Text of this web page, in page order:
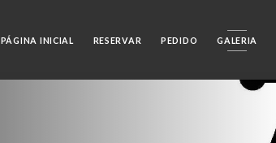
PÁGINA INICIAL RESERVAR PEDIDO GALERIA